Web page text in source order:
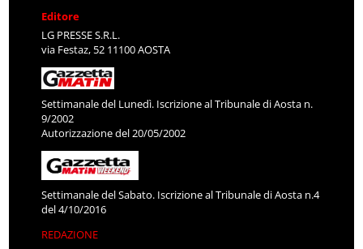
Editore
LG PRESSE S.R.L.
via Festaz, 52 11100 AOSTA
Settimanale del Lunedì. Iscrizione al Tribunale di Aosta n.
9/2002
Autorizzazione del 20/05/2002
Settimanale del Sabato. Iscrizione al Tribunale di Aosta n.4
del 4/10/2016
REDAZIONE